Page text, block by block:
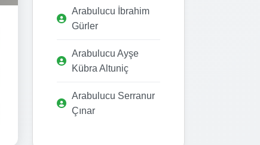
Arabulucu İbrahim
Gürler
Arabulucu Ayşe
Kübra Altuniç
Arabulucu Serranur
Çınar